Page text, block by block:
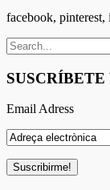
facebook,
Email Adress